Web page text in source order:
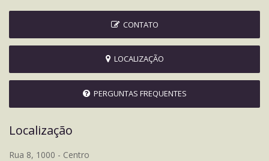
CONTATO
LOCALIZAÇÃO
PERGUNTAS FREQUENTES
Localização
Rua 8, 1000 - Centro